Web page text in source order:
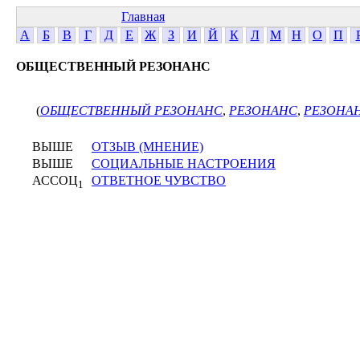
Главная
А
Б В Г Д Е Ж З И Й К Л М Н О П
ОБЩЕСТВЕННЫЙ РЕЗОНАНС
(ОБЩЕСТВЕННЫЙ РЕЗОНАНС, РЕЗОНАНС,
ВЫШЕ
ОТЗЫВ (МНЕНИЕ)
ВЫШЕ
СОЦИАЛЬНЫЕ НАСТРОЕНИЯ
АССОЦ1 ОТВЕТНОЕ ЧУВСТВО